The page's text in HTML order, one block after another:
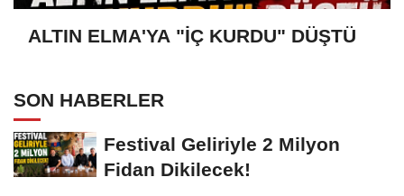
ALTIN ELMA'YA "İÇ KURDU" DÜŞTÜ
SON HABERLER
Festival Geliriyle 2 Milyon
Fidan Dikilecek!